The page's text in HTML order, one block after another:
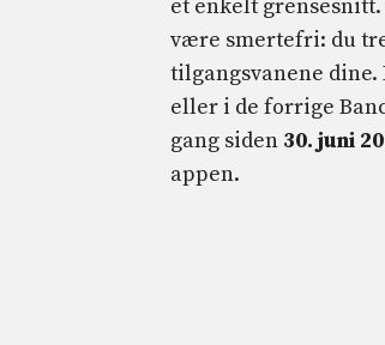
et enkelt
være smertefri: du
tilgangsvanene
eller i de forrige
gang siden 30. juni
appen.